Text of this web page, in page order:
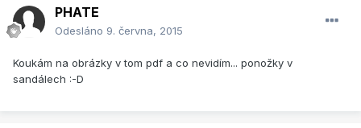
PHATE
Odesláno 9. června, 2015
Koukám na obrázky v tom pdf a co nevidím... ponožky v
sandálech :-D